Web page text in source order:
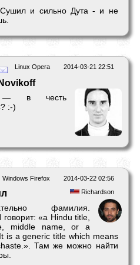
и сильно Дута - и не
2014-03-21 22:51
Linux Opera
— в честь
:-)
2014-03-22 02:56
Windows Firefox
Richardson
фамилия.
«a Hindu title,
middle name, or a
is a generic title which means
Там же можно найти